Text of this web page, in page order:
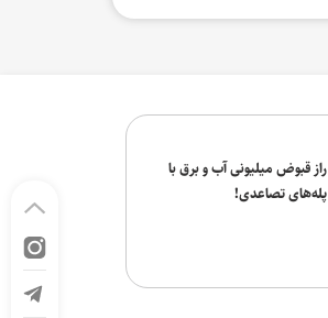
راز قبوض میلیونی آب و برق با
پله‌های تصاعدی!